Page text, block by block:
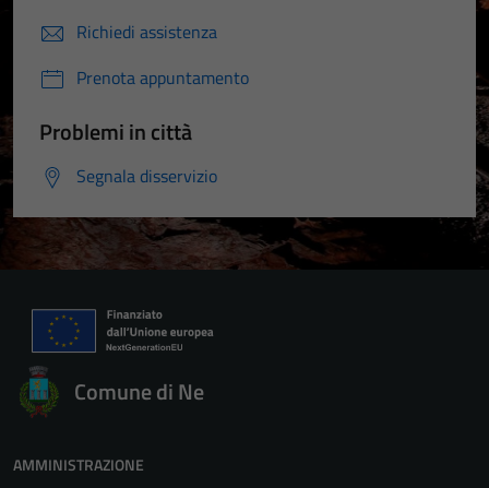
Richiedi assistenza
Prenota appuntamento
Problemi in città
Segnala disservizio
Comune di Ne
AMMINISTRAZIONE